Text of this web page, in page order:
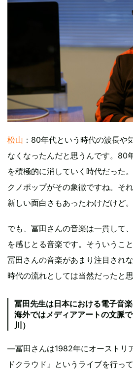
松山 ：80年代という時代の波長や
なくなったんだと思うんです。80
を積極的に消していく時代だった
クノポップがその象徴ですね。そ
新しい面白さもあったわけだけど。
でも、冨田さんの音楽は一貫して
を感じとる音楽です。そういうこ
冨田さんの音楽があまり注目され
時代の流れとしては当然だったと思
冨田先生は日本における電子音楽
海外ではメディアアートの文脈
川）
―冨田さんは1982年にオーストリ
ドクラウド』というライブを行っ